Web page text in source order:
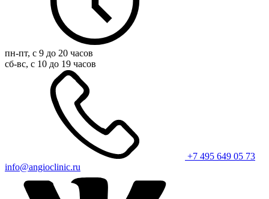
пн-пт, с 9 до 20 часов
сб-вс, с 10 до 19 часов
+7 495 649 05 73
info@angioclinic.ru